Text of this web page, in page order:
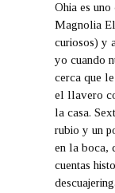
Ohia es
Magnolia
curiosos) y
yo cuando
cerca que
el llavero
la casa.
rubio y un
en la boca,
cuentas